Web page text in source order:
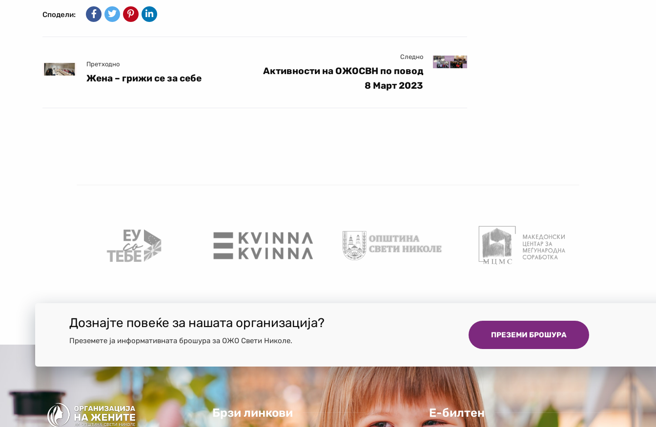
Сподели:
Претходно
Жена – грижи се за себе
Следно
Активности на ОЖОСВН по повод
8 Март 2023
Дознајте повеќе за нашата организација?
Преземете ја информативната брошура за ОЖО Свети Николе.
ПРЕЗЕМИ БРОШУРА
Брзи линкови Е-билтен